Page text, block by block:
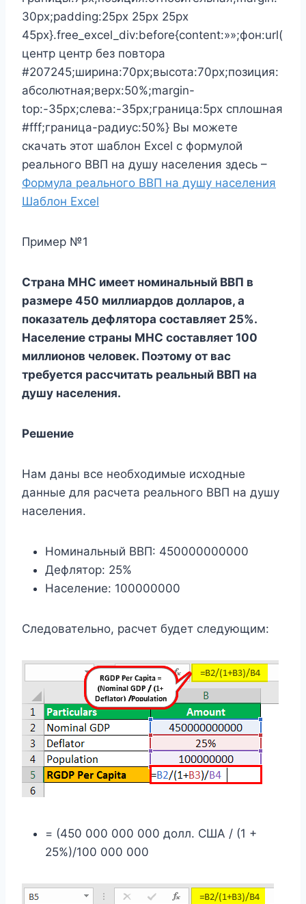
30px;padding:25px 25px 25px
45px}.free_excel_div:before{content:»»;фон:url(
центр центр без повтора
#207245;ширина:70px;высота:70px;позиция:
абсолютная;верх:50%;margin-
top:-35px;слева:-35px;граница:5px сплошная
#fff;граница-радиус:50%} Вы можете
скачать этот шаблон Excel с формулой
реального ВВП на душу населения здесь –
Формула реального ВВП на душу населения
Шаблон Excel
Пример №1
Страна МНС имеет номинальный ВВП в
размере 450 миллиардов долларов, а
показатель дефлятора составляет 25%.
Население страны МНС составляет 100
миллионов человек. Поэтому от вас
требуется рассчитать реальный ВВП на
душу населения.
Решение
Нам даны все необходимые исходные
данные для расчета реального ВВП на душу
населения.
Номинальный ВВП: 450000000000
Дефлятор: 25%
Население: 100000000
Следовательно, расчет будет следующим:
= (450 000 000 000 долл. США / (1 +
25%)/100 000 000